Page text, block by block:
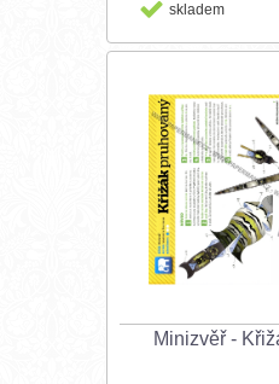
skladem
Minizvěř -